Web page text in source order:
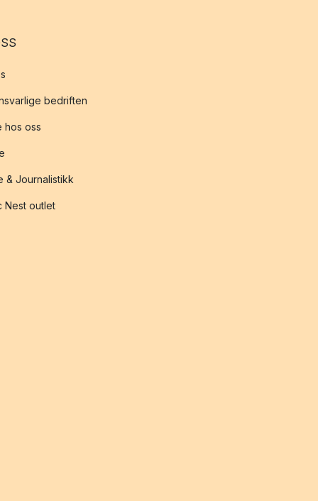
bedriften
hos oss
& Journalistikk
Nest outlet